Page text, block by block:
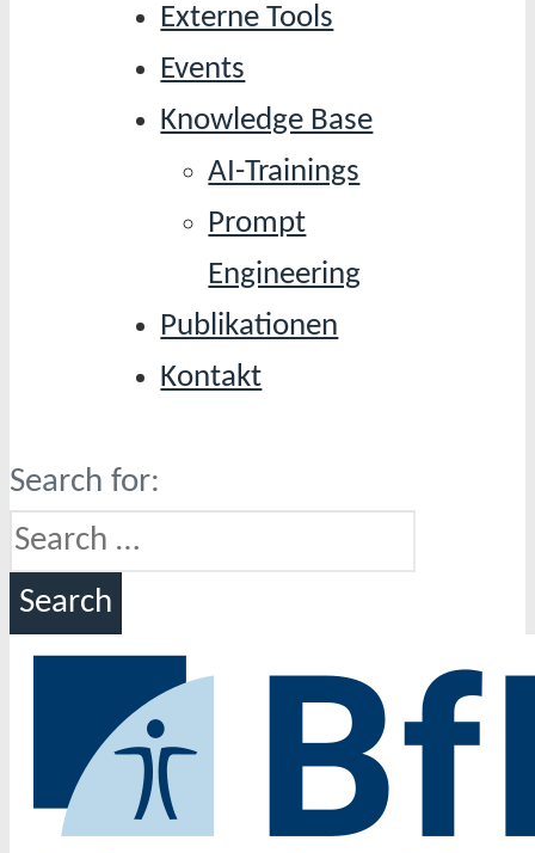
Externe Tools
Events
Knowledge Base
AI-Trainings
Prompt
Engineering
Publikationen
Kontakt
Search for: